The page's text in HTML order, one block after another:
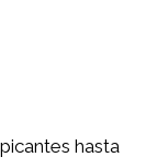
hasta